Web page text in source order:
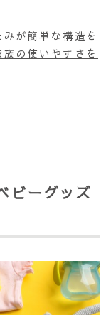
が簡単な構造を
族の使いやすさを
ビーグッズ